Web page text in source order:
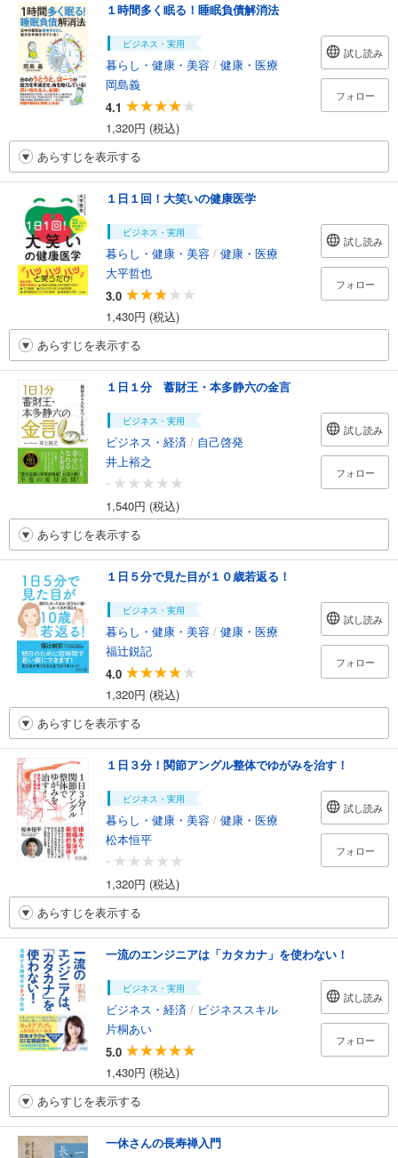
１時間多く眠る！睡眠負債解消法
ビジネス・実用
暮らし・健康・美容 / 健康・医療
岡島義
4.1
1,320円 (税込)
試し読み
フォロー
あらすじを表示する
１日１回！大笑いの健康医学
ビジネス・実用
暮らし・健康・美容 / 健康・医療
大平哲也
3.0
1,430円 (税込)
試し読み
フォロー
あらすじを表示する
１日１分 蓄財王・本多静六の金言
ビジネス・実用
ビジネス・経済 / 自己啓発
井上裕之
-
1,540円 (税込)
試し読み
フォロー
あらすじを表示する
１日５分で見た目が１０歳若返る！
ビジネス・実用
暮らし・健康・美容 / 健康・医療
福辻鋭記
4.0
1,320円 (税込)
試し読み
フォロー
あらすじを表示する
１日３分！関節アングル整体でゆがみを治す！
ビジネス・実用
暮らし・健康・美容 / 健康・医療
松本恒平
-
1,320円 (税込)
試し読み
フォロー
あらすじを表示する
一流のエンジニアは「カタカナ」を使わない！
ビジネス・実用
ビジネス・経済 / ビジネススキル
片桐あい
5.0
1,430円 (税込)
試し読み
フォロー
あらすじを表示する
一休さんの長寿禅入門